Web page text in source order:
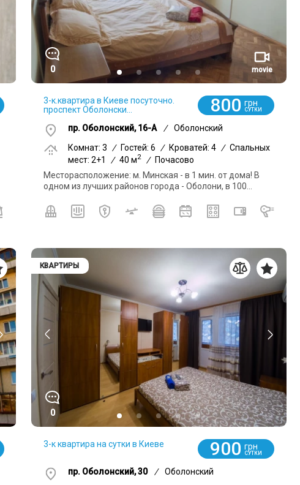
0 movie
3-к.квартира в Киеве посуточно.
проспект Оболонски...
800 грн
СУТКИ
пр. Оболонский, 16-А /
Оболонский
Комнат: 3
/ Гостей: 6 / Кроватей: 4 / Спальных
мест: 2+1
/ 40 м2 / Почасово
Месторасположение: м. Минская - в 1 мин. от дома! В
одном из лучших районов города - Оболони, в 100...
КВАРТИРЫ
0
3-к квартира на сутки в Киеве 900 грн
СУТКИ
пр. Оболонский, 30 /
Оболонский